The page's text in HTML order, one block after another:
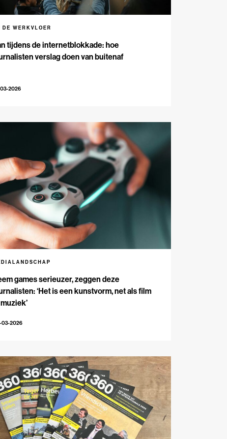
tijdens de internetblokkade: hoe
verslag doen van buitenaf
DE WERKVLOER
2026
games serieuzer, zeggen deze
‘Het is een kunstvorm, net als film
03-2026